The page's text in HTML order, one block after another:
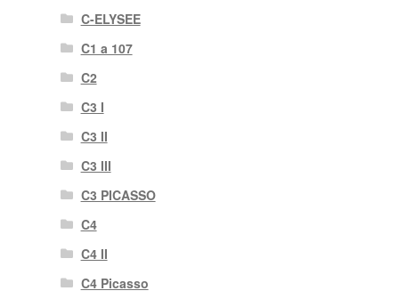
C-ELYSEE
C1 a 107
C2
C3 I
C3 II
C3 III
C3 PICASSO
C4
C4 II
C4 Picasso